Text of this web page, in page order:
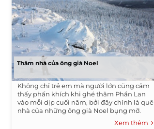
Thăm nhà của ông già Noel
Không chỉ trẻ em mà người lớn cũng cảm
thấy phấn khích khi ghé thăm Phần Lan
vào mỗi dịp cuối năm, bởi đây chính là quê
nhà của những ông già Noel bụng mỡ.
Xem thêm